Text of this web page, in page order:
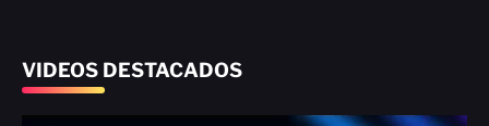
VIDEOS DESTACADOS